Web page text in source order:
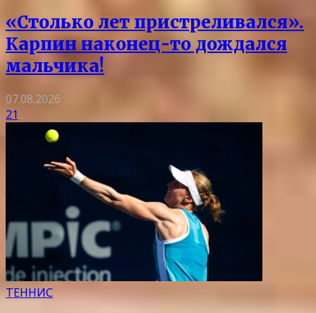
«Столько лет пристреливался».
Карпин наконец-то дождался
мальчика!
07.08.2026
21
ТЕННИС